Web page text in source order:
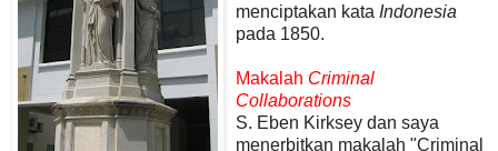
menciptakan kata Indonesia
pada 1850.
Makalah Criminal
Collaborations
S. Eben Kirksey dan saya
menerbitkan makalah "Criminal